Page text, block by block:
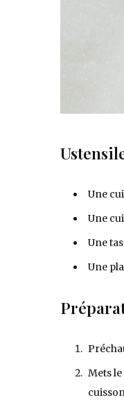
Une
Une
Une
Une
Mets